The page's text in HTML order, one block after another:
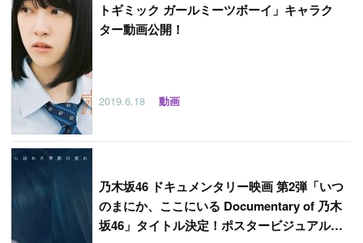
トギミック ガールミーツボーイ」キャラク
ター動画公開！
2019.6.18 動画
乃木坂46 ドキュメンタリー映画 第2弾「いつ
のまにか、ここにいる Documentary of 乃木
坂46」タイトル決定！ポスタービジュアル＆